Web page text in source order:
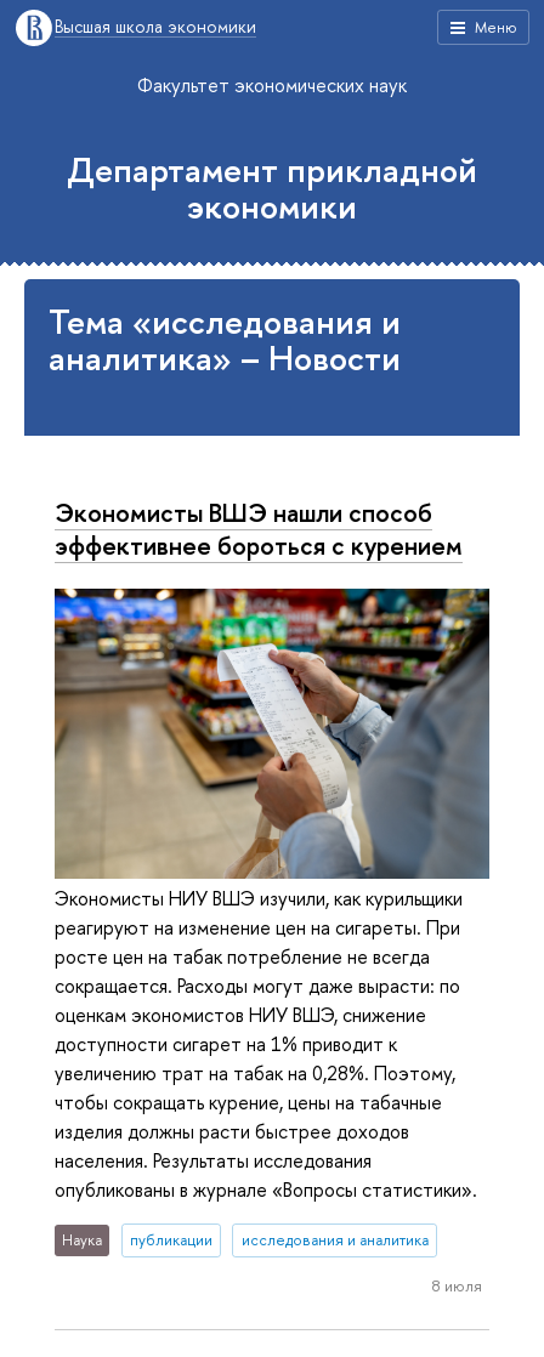
Меню
Высшая школа экономики
Факультет экономических наук
Департамент прикладной
экономики
Тема «исследования и
аналитика» – Новости
Экономисты ВШЭ нашли способ
эффективнее бороться с курением
Экономисты НИУ ВШЭ изучили, как курильщики
реагируют на изменение цен на сигареты. При
росте цен на табак потребление не всегда
сокращается. Расходы могут даже вырасти: по
оценкам экономистов НИУ ВШЭ, снижение
доступности сигарет на 1% приводит к
увеличению трат на табак на 0,28%. Поэтому,
чтобы сокращать курение, цены на табачные
изделия должны расти быстрее доходов
населения. Результаты исследования
опубликованы в журнале «Вопросы статистики».
Наука публикации исследования и аналитика
8 июля